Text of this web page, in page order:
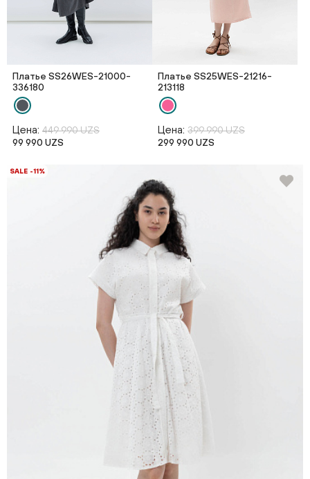
Платье SS26WES-21000-
336180
Цена: 449 990 UZS
99 990 UZS
Платье SS25WES-21216-
213118
Цена: 399 990 UZS
299 990 UZS
SALE -11%